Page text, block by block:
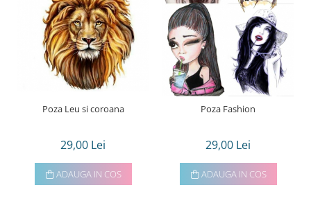
Poza Leu si coroana
29,00 Lei
ADAUGA IN COS
Poza Fashion
29,00 Lei
ADAUGA IN COS